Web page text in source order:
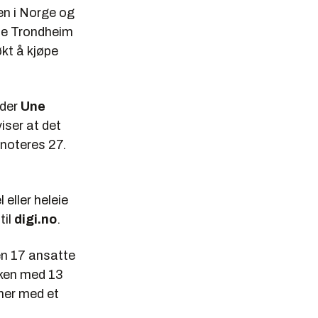
i Norge og
Trondheim
å kjøpe
Une
at det
27.
eller heleie
digi.no.
17 ansatte
med 13
med et